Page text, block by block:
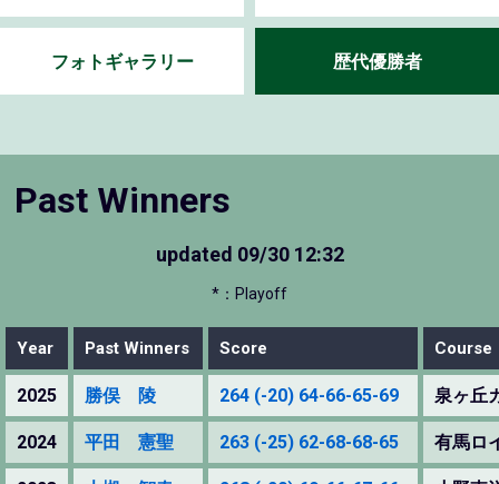
フォトギャラリー 歴代優勝者
Past Winners
updated 09/30 12:32
*：Playoff
Year Past Winners Score Course
2025 勝俣 陵 264 (-20) 64-66-65-69 泉ヶ丘
2024 平田 憲聖 263 (-25) 62-68-68-65 有馬ロ